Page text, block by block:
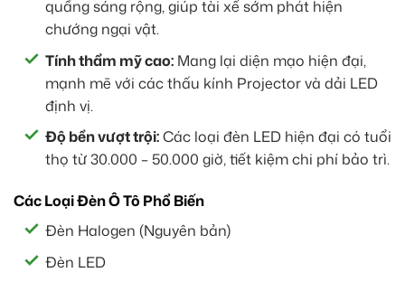
quầng sáng rộng, giúp tài xế sớm phát hiện
chướng ngại vật.
Tính thẩm mỹ cao: Mang lại diện mạo hiện đại,
mạnh mẽ với các thấu kính Projector và dải LED
định vị.
Độ bền vượt trội:Các loại đèn LED hiện đại có tuổi
thọ từ 30.000 – 50.000 giờ, tiết kiệm chi phí bảo trì.
Các Loại Đèn Ô Tô Phổ Biến
Đèn Halogen (Nguyên bản)
Đèn LED